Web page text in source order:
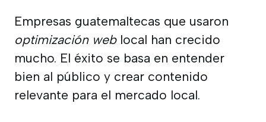
Empresas guatemaltecas que usaron
optimización weblocal han crecido
mucho. El éxito se basa en entender
bien al público y crear contenido
relevante para el mercado local.